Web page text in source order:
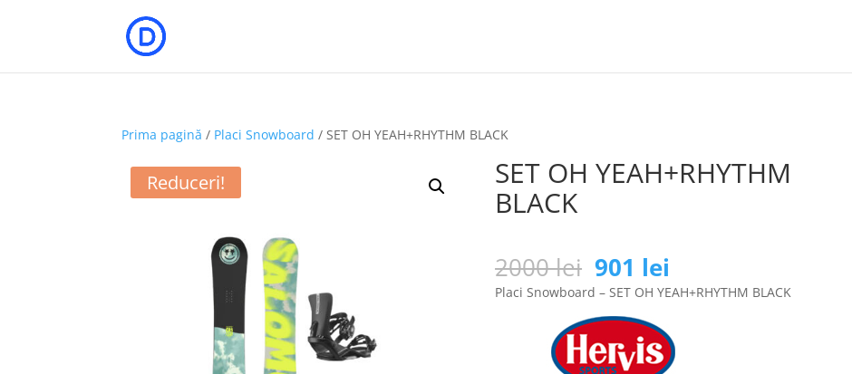
Prima pagină / Placi Snowboard / SET OH YEAH+RHYTHM BLACK
Reduceri!
SET OH YEAH+RHYTHM
BLACK
2000lei Prețul
inițial
a
fost:
2000 lei.
901 lei
curent
este:
901 lei.
Placi Snowboard – SET OH YEAH+RHYTHM BLACK